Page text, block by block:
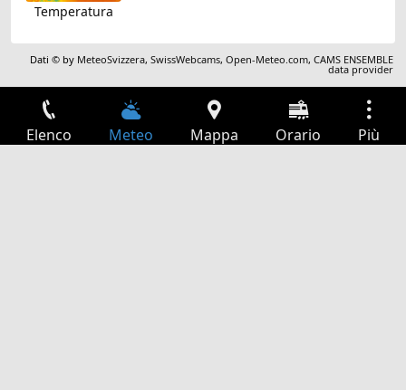
Temperatura
Dati © by MeteoSvizzera,SwissWebcams,Open-Meteo.com,CAMS ENSEMBLE
data provider
Elenco Meteo Mappa Orario Più